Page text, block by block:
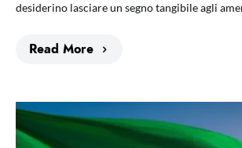
desiderino lasciare un segno tangibile agli
Read More